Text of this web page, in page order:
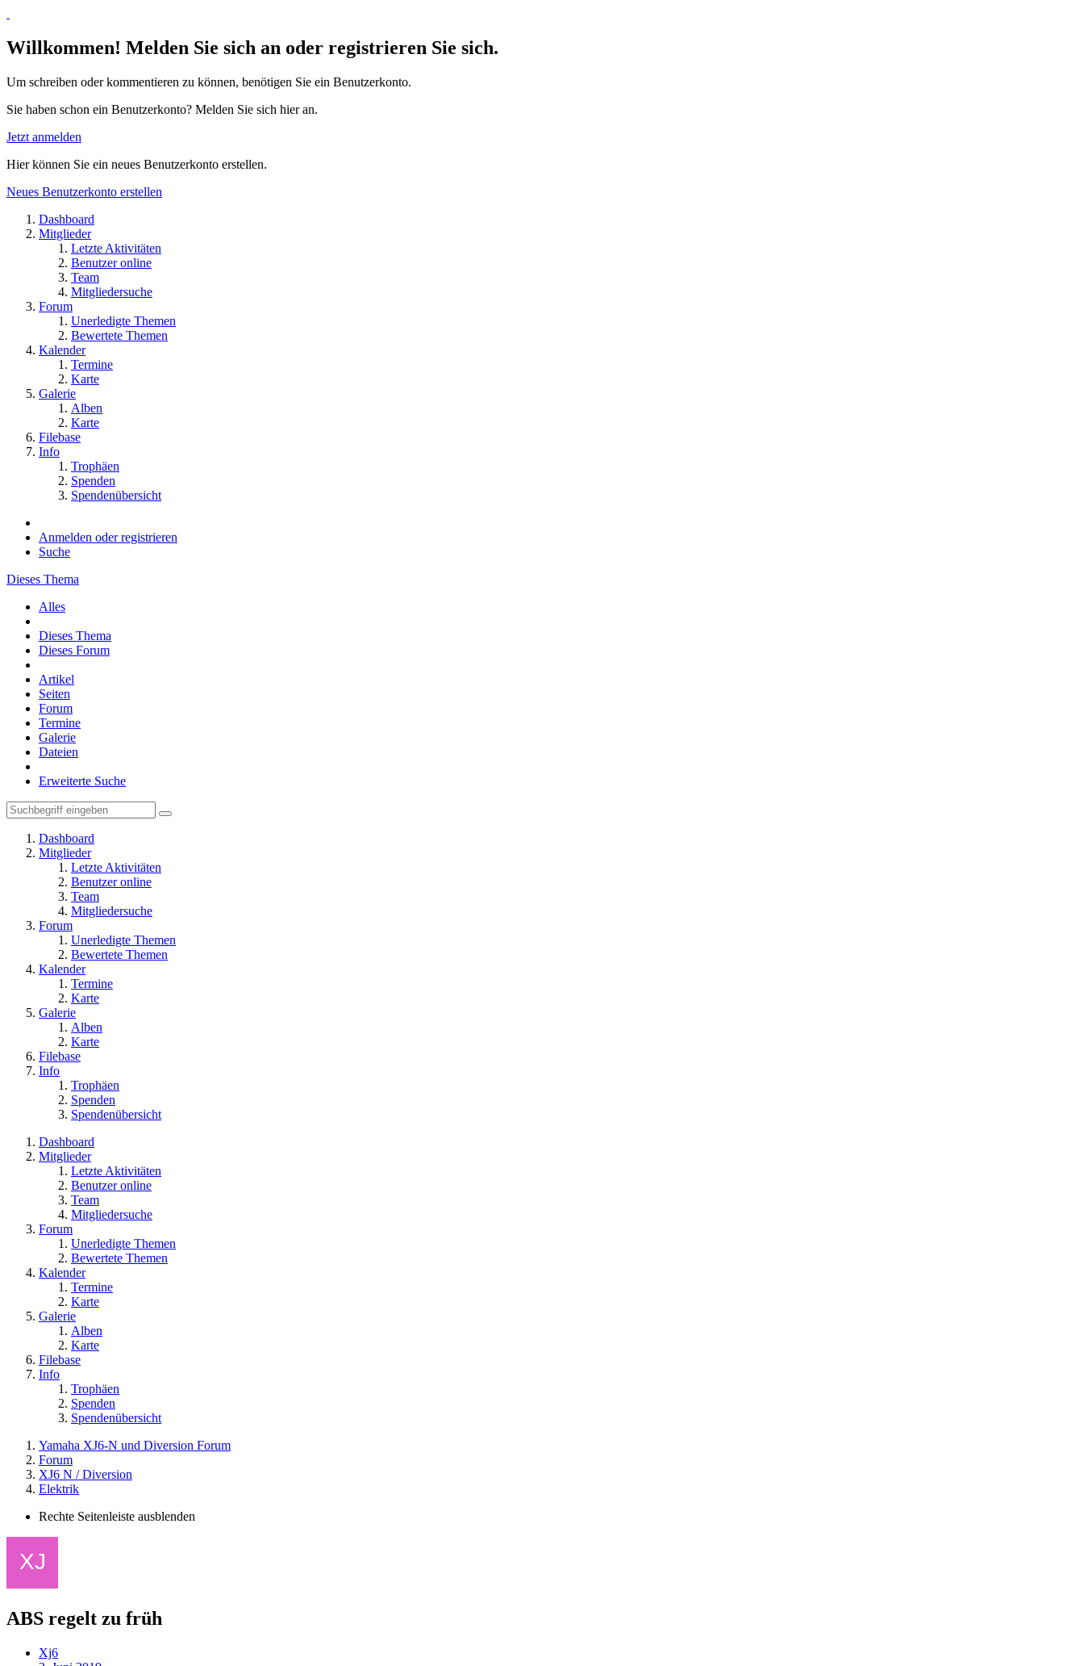
Willkommen! Melden Sie sich an oder registrieren Sie sich.
Um schreiben oder kommentieren zu können, benötigen Sie ein Benutzerkonto.
Sie haben schon ein Benutzerkonto? Melden Sie sich hier an.
Jetzt anmelden
Hier können Sie ein neues Benutzerkonto erstellen.
Neues Benutzerkonto erstellen
Dashboard
Mitglieder
Letzte Aktivitäten
Benutzer online
Team
Mitgliedersuche
Forum
Unerledigte Themen
Bewertete Themen
Kalender
Termine
Karte
Galerie
Alben
Karte
Filebase
Info
Trophäen
Spenden
Spendenübersicht
Anmelden oder registrieren
Suche
Dieses Thema
Alles
Dieses Thema
Dieses Forum
Artikel
Seiten
Forum
Termine
Galerie
Dateien
Erweiterte Suche
Dashboard
Mitglieder
Letzte Aktivitäten
Benutzer online
Team
Mitgliedersuche
Forum
Unerledigte Themen
Bewertete Themen
Kalender
Termine
Karte
Galerie
Alben
Karte
Filebase
Info
Trophäen
Spenden
Spendenübersicht
Dashboard
Mitglieder
Letzte Aktivitäten
Benutzer online
Team
Mitgliedersuche
Forum
Unerledigte Themen
Bewertete Themen
Kalender
Termine
Karte
Galerie
Alben
Karte
Filebase
Info
Trophäen
Spenden
Spendenübersicht
Yamaha XJ6-N und Diversion Forum
Forum
XJ6 N / Diversion
Elektrik
Rechte Seitenleiste ausblenden
ABS regelt zu früh
Xj6